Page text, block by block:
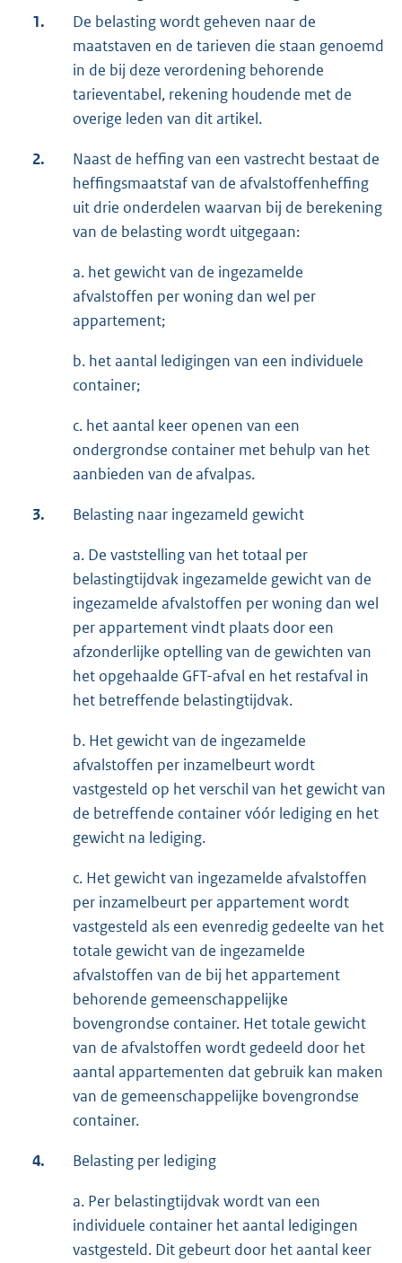
1.
De belasting wordt geheven naar de
maatstaven en de tarieven die staan genoemd
in de bij deze verordening behorende
tarieventabel, rekening houdende met de
overige leden van dit artikel.
2.
Naast de heffing van een vastrecht bestaat de
heffingsmaatstaf van de afvalstoffenheffing
uit drie onderdelen waarvan bij de berekening
van de belasting wordt uitgegaan:
a. het gewicht van de ingezamelde
afvalstoffen per woning dan wel per
appartement;
b. het aantal ledigingen van een individuele
container;
c. het aantal keer openen van een
ondergrondse container met behulp van het
aanbieden van de afvalpas.
3. Belasting naar ingezameld gewicht
a. De vaststelling van het totaal per
belastingtijdvak ingezamelde gewicht van de
ingezamelde afvalstoffen per woning dan wel
per appartement vindt plaats door een
afzonderlijke optelling van de gewichten van
het opgehaalde GFT-afval en het restafval in
het betreffende belastingtijdvak.
b. Het gewicht van de ingezamelde
afvalstoffen per inzamelbeurt wordt
vastgesteld op het verschil van het gewicht van
de betreffende container vóór lediging en het
gewicht na lediging.
c. Het gewicht van ingezamelde afvalstoffen
per inzamelbeurt per appartement wordt
vastgesteld als een evenredig gedeelte van het
totale gewicht van de ingezamelde
afvalstoffen van de bij het appartement
behorende gemeenschappelijke
bovengrondse container. Het totale gewicht
van de afvalstoffen wordt gedeeld door het
aantal appartementen dat gebruik kan maken
van de gemeenschappelijke bovengrondse
container.
4. Belasting per lediging
a. Per belastingtijdvak wordt van een
individuele container het aantal ledigingen
vastgesteld. Dit gebeurt door het aantal keer